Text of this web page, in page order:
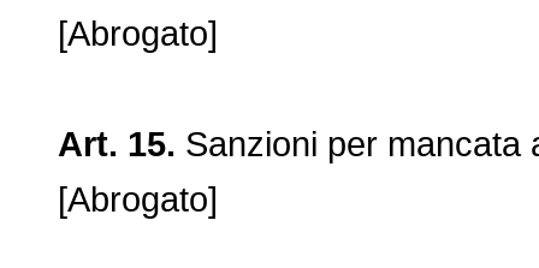
[Abrogato]
Art. 15. Sanzioni per mancata
[Abrogato]